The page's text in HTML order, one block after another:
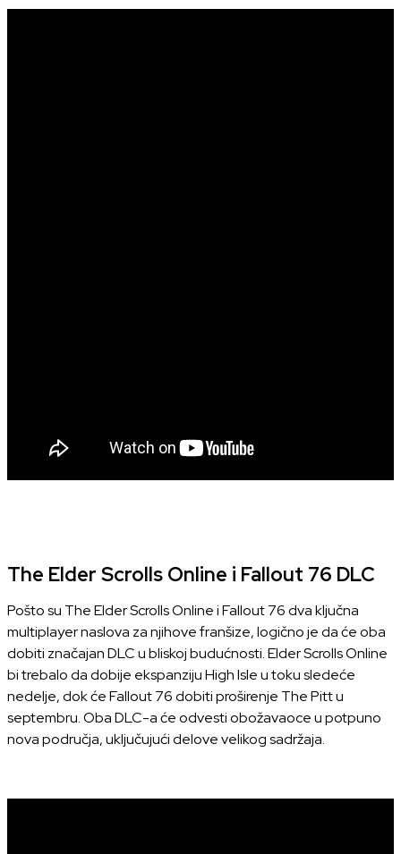
The Elder Scrolls Online i Fallout 76 DLC
Pošto su The Elder Scrolls Online i Fallout 76 dva ključna
multiplayer naslova za njihove franšize, logično je da će oba
dobiti značajan DLC u bliskoj budućnosti. Elder Scrolls Online
bi trebalo da dobije ekspanziju High Isle u toku sledeće
nedelje, dok će Fallout 76 dobiti proširenje The Pitt u
septembru. Oba DLC-a će odvesti obožavaoce u potpuno
nova područja, uključujući delove velikog sadržaja.